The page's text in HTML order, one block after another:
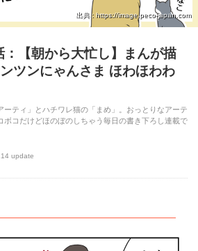
出典 : https://image.peco-japan.com
：【朝から大忙し】まんが描
ツンにゃんさま ほわほわわ
ーティ」とハチワレ猫の「まめ」。おっとりなアーテ
ボコだけどほのぼのしちゃう毎日の書き下ろし連載で
update